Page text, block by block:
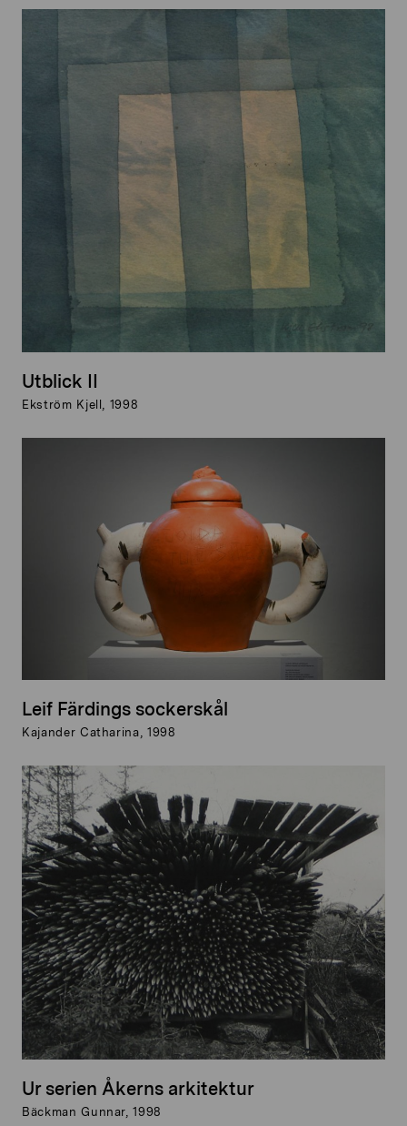
Utblick II
Ekström Kjell, 1998
Leif Färdings sockerskål
Kajander Catharina, 1998
Ur serien Åkerns arkitektur
Bäckman Gunnar, 1998